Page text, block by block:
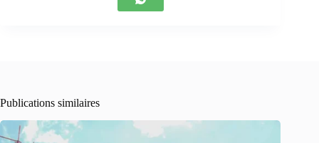
Publications similaires